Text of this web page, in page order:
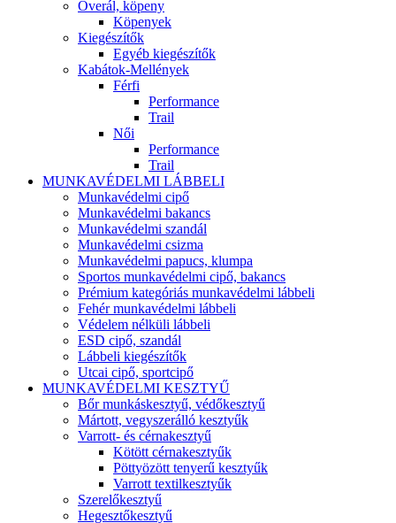
Overál, köpeny
Köpenyek
Kiegészítők
Egyéb kiegészítők
Kabátok-Mellények
Férfi
Performance
Trail
Női
Performance
Trail
MUNKAVÉDELMI LÁBBELI
Munkavédelmi cipő
Munkavédelmi bakancs
Munkavédelmi szandál
Munkavédelmi csizma
Munkavédelmi papucs, klumpa
Sportos munkavédelmi cipő, bakancs
Prémium kategóriás munkavédelmi lábbeli
Fehér munkavédelmi lábbeli
Védelem nélküli lábbeli
ESD cipő, szandál
Lábbeli kiegészítők
Utcai cipő, sportcipő
MUNKAVÉDELMI KESZTYŰ
Bőr munkáskesztyű, védőkesztyű
Mártott, vegyszerálló kesztyűk
Varrott- és cérnakesztyű
Kötött cérnakesztyűk
Pöttyözött tenyerű kesztyűk
Varrott textilkesztyűk
Szerelőkesztyű
Hegesztőkesztyű